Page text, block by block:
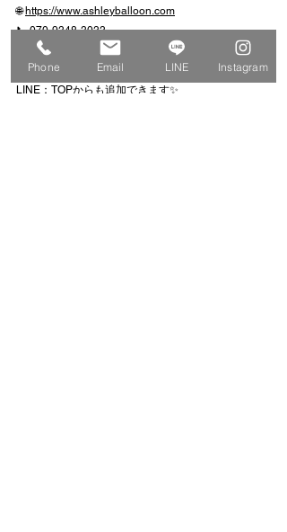
🌐 https://www.ashleyballoon.com
📞 070-9348-3033
info@ashleyballoon.com
Instagram：
@ashleyballoon
LINE：TOPからも追加できます✨
Phone Email LINE Instagram